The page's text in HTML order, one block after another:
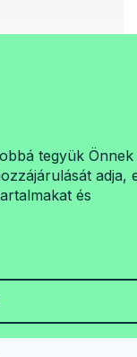
tegyük Önnek
adja,
és